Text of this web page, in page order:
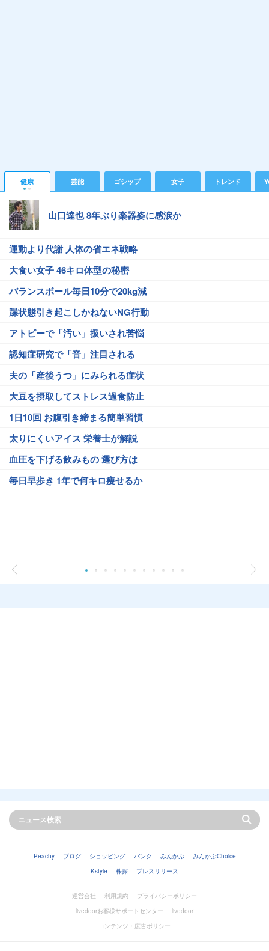
健康 芸能 ゴシップ 女子 トレンド
山口達也 8年ぶり楽器姿に感涙か
運動より代謝 人体の省エネ戦略
大食い女子 46キロ体型の秘密
バランスボール毎日10分で20kg減
躁状態引き起こしかねないNG行動
アトピーで「汚い」扱いされ苦悩
認知症研究で「音」注目される
夫の「産後うつ」にみられる症状
大豆を摂取してストレス過食防止
1日10回 お腹引き締まる簡単習慣
太りにくいアイス 栄養士が解説
血圧を下げる飲みもの 選び方は
毎日早歩き 1年で何キロ痩せるか
Peachy ブログ ショッピング バンク みんかぶ
みんかぶChoice
Kstyle
株探 プレスリリース
運営会社 利用規約
プライバシーポリシー
livedoorお客様サポートセンター
livedoor
コンテンツ・広告ポリシー